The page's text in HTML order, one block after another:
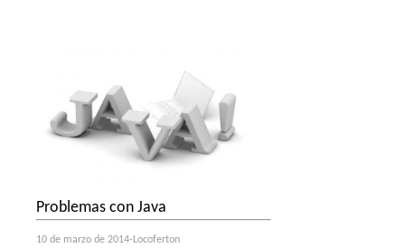
Problemas con Java
10 de marzo de 2014-Locoferton